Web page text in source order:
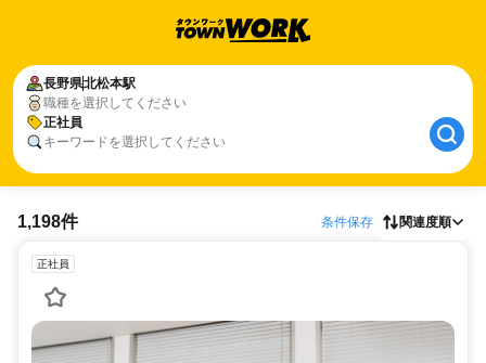
長野県北松本駅
職種を選択してください
正社員
キーワードを選択してください
1,198件 条件保存 関連度順
正社員